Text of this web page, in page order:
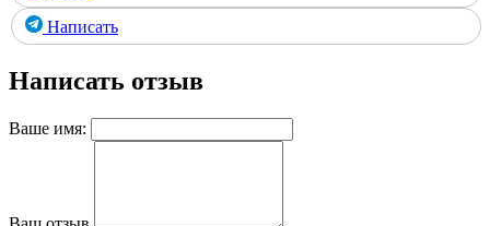
Написать
Написать отзыв
Ваше имя: